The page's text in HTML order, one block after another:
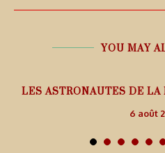
YOU MAY
LES ASTRONAUTES DE
6 août